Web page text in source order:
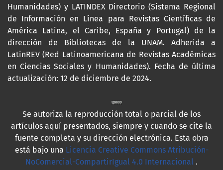
Humanidades) y LATINDEX Directorio (Sistema Regional
de Información en Línea para Revistas Científicas de
América Latina, el Caribe, España y Portugal) de la
dirección de Bibliotecas de la UNAM. Adherida a
LatinREV (Red Latinoamericana de Revistas Académicas
en Ciencias Sociales y Humanidades). Fecha de última
actualización: 12 de diciembre de 2024.
Se autoriza la reproducción total o parcial de los
artículos aquí presentados, siempre y cuando se cite la
fuente completa y su dirección electrónica. Esta obra
está bajo una Licencia Creative Commons Atribución-
NoComercial-CompartirIgual 4.0 Internacional .